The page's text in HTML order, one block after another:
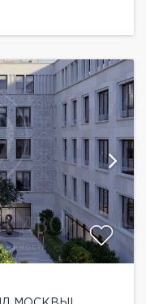
форму и